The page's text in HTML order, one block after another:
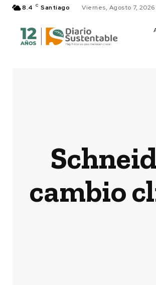
8.4 C Santiago Viernes, Agosto 7, 2026
cambio